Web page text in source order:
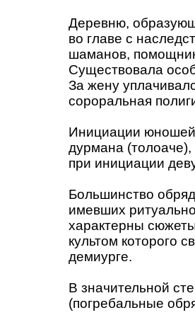
Деревню,
во главе с
шаманов,
Существовала
За жену
сороральная
Инициации юношей
дурмана
при инициации
Большинство
имевших
характерны
культом которого
демиурге.
В значительной
(погребальные